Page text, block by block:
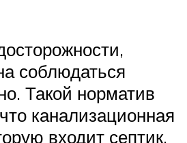
соблюдаться
Такой норматив
канализационная
входит септик,